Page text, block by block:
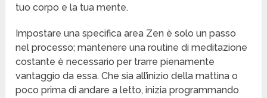
tuo corpo e la tua mente.
Impostare una specifica area Zen è solo un passo
nel processo; mantenere una routine di meditazione
costante è necessario per trarre pienamente
vantaggio da essa. Che sia all’inizio della mattina o
poco prima di andare a letto, inizia programmando